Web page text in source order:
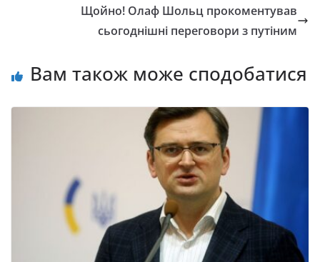
Щойно! Олаф Шольц прокоментував
сьогоднішні переговори з путіним
Вам також може сподобатися